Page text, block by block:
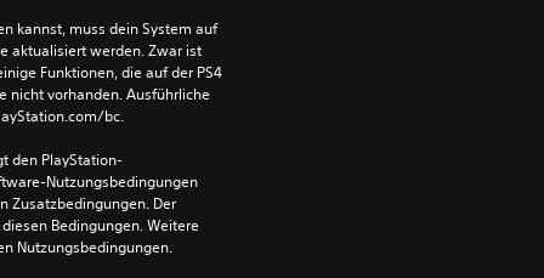
kannst, muss dein System auf
aktualisiert werden. Zwar ist
Funktionen, die auf der PS4
nicht vorhanden. Ausführliche
bc.
den PlayStation-
Nutzungsbedingungen
Zusatzbedingungen. Der
Bedingungen. Weitere
Nutzungsbedingungen.